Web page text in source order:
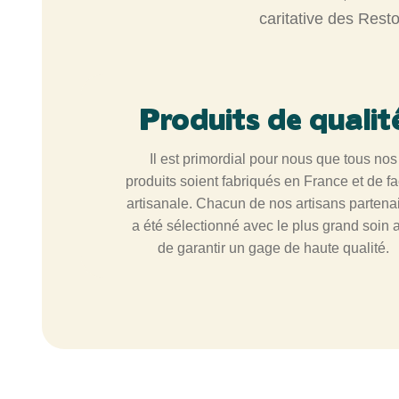
caritative des
Produits de
Il est primordial pour nous que tous nos
produits soient fabriqués en France et de
artisanale. Chacun de nos artisans
a été sélectionné avec le plus grand soin
de garantir un gage de haute qualité.